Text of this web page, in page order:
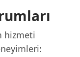
hizmeti